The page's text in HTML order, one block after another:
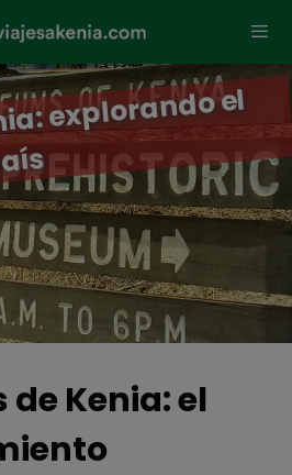
explorando el
de Kenia: el